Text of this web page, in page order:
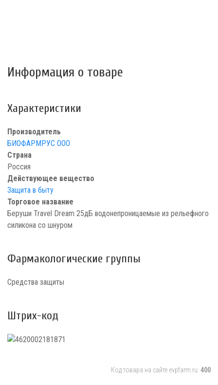
Информация о товаре
Характеристики
Производитель
БИОФАРМРУС ООО
Страна
Россия
Действующее вещество
Защита в быту
Торговое название
Беруши Travel Dream 25дБ водонепроницаемые из рельефного
силикона со шнуром
Фармакологические группы
Средства защиты
Штрих-код
Код товара на сайте evpfarm.ru: 400